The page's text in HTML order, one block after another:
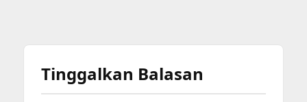
Tinggalkan Balasan